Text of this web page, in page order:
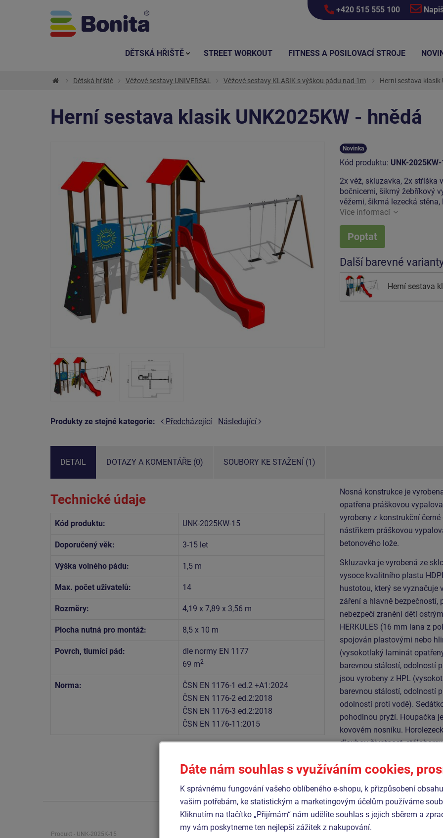
+420 515 555 100
Dětská hřiště Věžové sestavy UNIVERSAL Věžové sestavy KLASIK s výškou pádu nad 1m Herní sestava klasik
Herní sestava klasik UNK2025KW - hnědá
Produkty ze stejné kategorie: Předcházející Následující
Novinka
Kód produktu: UNK-
2x věž, skluzavka, 2x stříška
bočnicemi, šikmý žebříkový
věžemi, šikmá lezecká
Více informací
Poptat
Další barevné
Herní sestava
DETAIL DOTAZY A KOMENTÁŘE (0) SOUBORY KE STAŽENÍ (1)
Technické údaje
Kód produktu: UNK-2025KW-15
Doporučený věk: 3-15 let
Výška volného pádu: 1,5 m
Max. počet uživatelů: 14
Rozměry: 4,19 x 7,89 x 3,56 m
Plocha nutná pro montáž: 8,5 x 10 m
Povrch, tlumící pád:
dle normy EN 1177
69 m2
Norma:
ČSN EN 1176-1 ed.2 +A1:2024
ČSN EN 1176-2 ed.2:2018
ČSN EN 1176-3 ed.2:2018
ČSN EN 1176-11:2015
Nosná konstrukce je
opatřena práškovou
vyrobeny z konstrukční
nástřikem práškovou
betonového lože.
Skluzavka je vyrobená ze
vysoce kvalitního plastu
hustotou, který se vyznačuje
záření a hlavně bezpečností,
nebezpečí zranění dětí
HERKULES (16 mm lana z
spojován plastovými nebo
(vysokotlaký laminát
barevnou stálostí, odolností
jsou vyrobeny z HPL
barevnou stálostí, odolností
odolností proti vodě).
pohodlnou pryží. Houpačka
kovovém nosníku.
dlouhou životnost,
spojovací materiál je
Podobnézboží
Produkt - UNK-2025K-15 Produkt - UNK-3006K-15 Produkt - UNK-1060K-20
DĚTSKÁ HŘIŠTĚ STREET WORKOUT FITNESS A POSILOVACÍ STROJE
Dáte nám souhlas s využíváním cookies,
K správnému fungování vašeho oblíbeného e-shopu, k přizpůsobení
vašim potřebám, ke statistickým a marketingovým účelům používáme
Kliknutím na tlačítko „Přijímám“ nám udělíte souhlas s jejich sběrem a
my vám poskytneme ten nejlepší zážitek z nakupování.